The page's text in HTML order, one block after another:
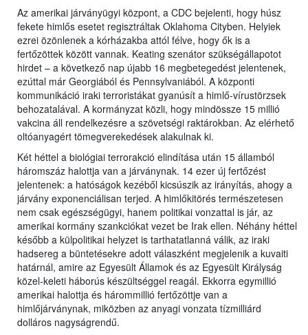
Az amerikai járványügyi központ, a CDC bejelenti, hogy húsz
fekete himlős esetet regisztráltak Oklahoma Cityben. Helyiek
ezrei özönlenek a kórházakba attól félve, hogy ők is a
fertőzöttek között vannak. Keating szenátor szükségállapotot
hirdet – a következő nap újabb 16 megbetegedést jelentenek,
ezúttal már Georgiából és Pennsylvaniából. A központi
kommunikáció iraki terroristákat gyanúsít a himlő-vírustörzsek
behozatalával. A kormányzat közli, hogy mindössze 15 millió
vakcina áll rendelkezésre a szövetségi raktárokban. Az elérhető
oltóanyagért tömegverekedések alakulnak ki.
Két héttel a biológiai terrorakció elindítása után 15 államból
háromszáz halottja van a járványnak. 14 ezer új fertőzést
jelentenek: a hatóságok kezéből kicsúszik az irányítás, ahogy a
járvány exponenciálisan terjed. A himlőkitörés természetesen
nem csak egészségügyi, hanem politikai vonzattal is jár, az
amerikai kormány szankciókat vezet be Irak ellen. Néhány héttel
később a külpolitikai helyzet is tarthatatlanná válik, az iraki
hadsereg a büntetésekre adott válaszként megjelenik a kuvaiti
határnál, amire az Egyesült Államok és az Egyesült Királyság
közel-keleti háborús készültséggel reagál. Ekkorra egymillió
amerikai halottja és hárommillió fertőzöttje van a
himlőjárványnak, miközben az anyagi vonzata tízmilliárd
dolláros nagyságrendű.